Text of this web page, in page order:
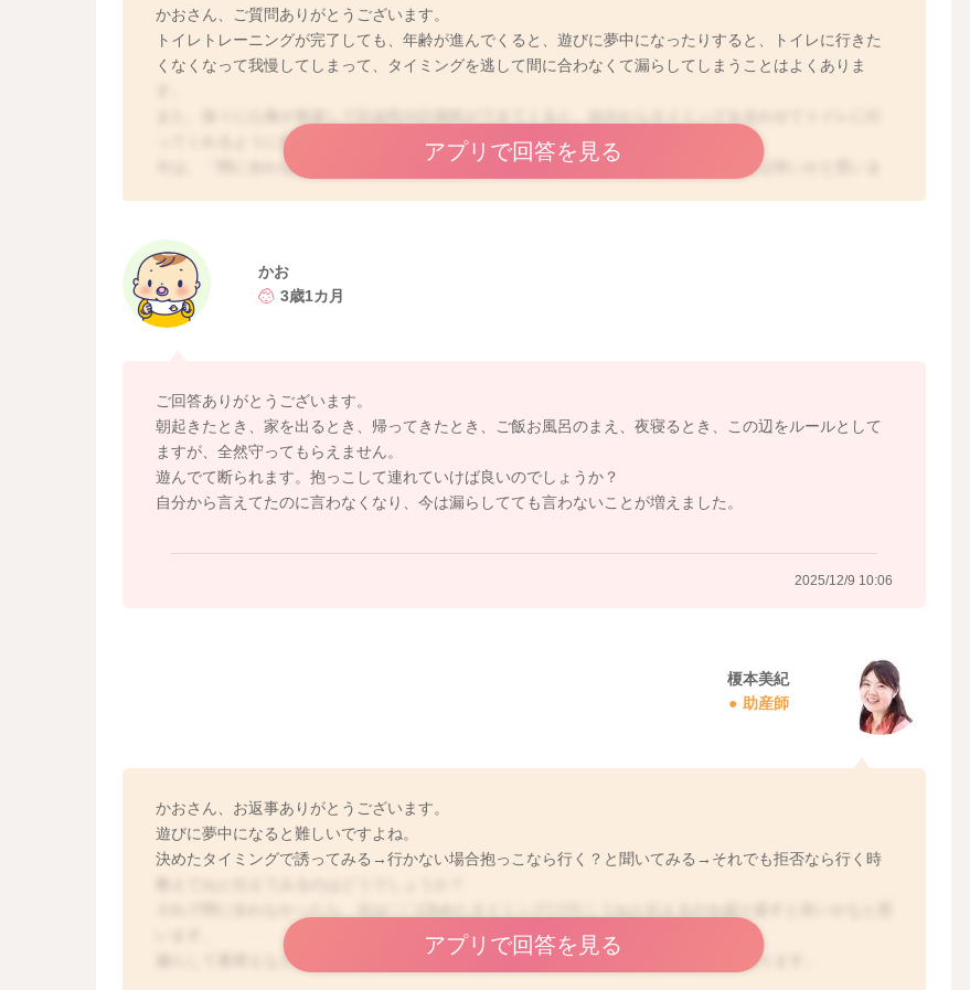
かおさん、ご質問ありがとうございます。
トイレトレーニングが完了しても、年齢が進んでくると、遊びに夢中になったりすると、トイレに行きた
くなくなって我慢してしまって、タイミングを逃して間に合わなくて漏らしてしまうことはよくありま
ってくれるように自然になります。
今は、「間に合わなかった」を繰り返しながら、自分なりのタイミングを見つけていけば良いかと思いま
えば、朝起きた時、寝る時、出かける時、食事の前、食事のあと、など決めたタイミングは必ず行くよう
にする決まりを作ってあげてください。
また、もうやられているかもしれませんが、おしっこやうんちをしたそうなしぐさ（足をもぞもぞするな
ど）が分かれば、「トイレ行こうか」と誘ってあげるようにするのも良いかともいます。
アプリで回答を見る
かお
3歳1カ月
ご回答ありがとうございます。
朝起きたとき、家を出るとき、帰ってきたとき、ご飯お風呂のまえ、夜寝るとき、この辺をルールとして
ますが、全然守ってもらえません。
遊んでて断られます。抱っこして連れていけば良いのでしょうか？
自分から言えてたのに言わなくなり、今は漏らしてても言わないことが増えました。
2025/12/9 10:06
榎本美紀
助産師
かおさん、お返事ありがとうございます。
遊びに夢中になると難しいですよね。
決めたタイミングで誘ってみる→行かない場合抱っこなら行く？と聞いてみる→それでも拒否なら行く時
漏らして着替えなどで遊びが中断するのが嫌だなと思うようになると、行けることもあります。
アプリで回答を見る